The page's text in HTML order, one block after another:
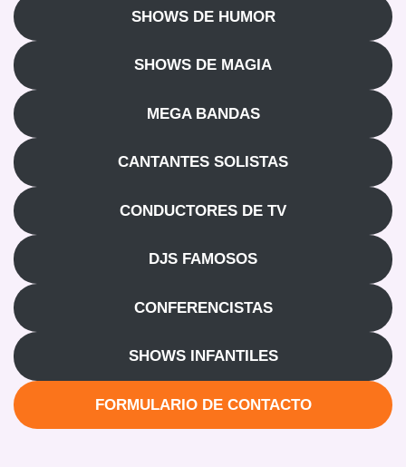
SHOWS DE HUMOR
SHOWS DE MAGIA
MEGA BANDAS
CANTANTES SOLISTAS
CONDUCTORES DE TV
DJS FAMOSOS
CONFERENCISTAS
SHOWS INFANTILES
FORMULARIO DE CONTACTO